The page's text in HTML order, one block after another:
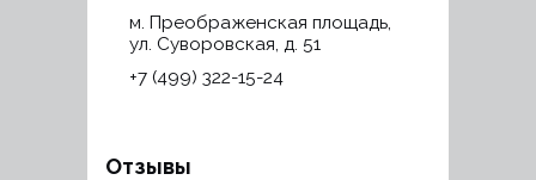
м. Преображенская площадь,
ул. Суворовская, д. 51
+7 (499) 322-15-24
Отзывы